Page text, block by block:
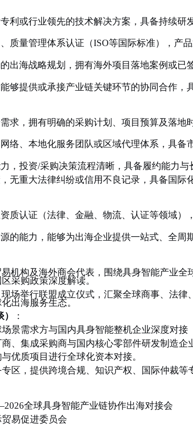
利或行业领先的技术解决方案，具备持续研
质量管理体系认证（ISO等国际标准），产
出海战略规划，拥有海外项目落地案例或已
够提供或承接产业链关键环节的协同合作，
求，拥有明确的采购计划、项目预算及落地
络、本地化服务团队或区域代理体系，具备
，投资/采购决策流程清晰，具备履约能力与
无重大法律纠纷或信用不良记录，具备国际
质认证（法律、金融、物流、认证等领域）
的能力，能够为出海企业提供一站式、全周
易机构及海外商会代表，围绕具身智能产业全
采购政策深度解读。
现场举行联盟成立仪式，汇聚全球商事、法律
出海服务生态。
：
景需求方与国内具身智能整机企业深度对接
商、集成采购商与国内核心零部件研发制造企
优质项目进行全球化资本对接。
区，提供跨境合规、知识产权、国际仲裁等
全球具身智能产业链协作出海对接会
易促进委员会